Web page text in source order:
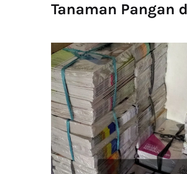
Tanaman Pangan